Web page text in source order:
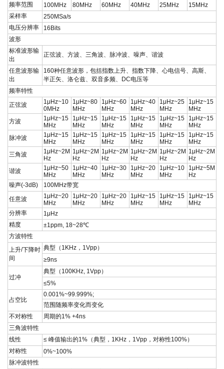
频率范围
100MHz 80MHz 60MHz 40MHz 25MHz
15MHz
采样率
250MSa/s
电压分辨率
16Bits
波形
标准波形输
出
正弦波、方波、三角波、脉冲波、噪声、谐波
任意波形输
出
160种任意波形，包括指数上升、指数下降、心电信号、高斯、
半正矢、洛仑兹、双音多频、 DC电压等
频率特性
正弦波
1μHz~10
0MHz
1μHz~80
MHz
1μHz~60
MHz
1μHz~40
MHz
1μHz~25
MHz
1μHz~15
MHz
方波
1μHz~15
MHz
1μHz~15
MHz
1μHz~15
MHz
1μHz~15
MHz
1μHz~15
MHz
1μHz~15
MHz
脉冲波
1μHz~15
MHz
1μHz~15
MHz
1μHz~15
MHz
1μHz~15
MHz
1μHz~15
MHz
1μHz~15
MHz
三角波
1μHz~2M
Hz
1μHz~2M
Hz
1μHz~2M
Hz
1μHz~2M
Hz
1μHz~2M
Hz
1μHz~2M
Hz
谐波
1μHz~50
MHz
1μHz~40
MHz
1μHz~30
MHz
1μHz~20
MHz
1μHz~10
MHz
1μHz~5M
Hz
噪声(-3dB) 100MHz带宽
任意波
1μHz~20
MHz
1μHz~20
MHz
1μHz~20
MHz
1μHz~15
MHz
1μHz~15
MHz
1μHz~15
MHz
分辨率
1μHz
精度
±1ppm, 18~28℃
方波特性
上升/下降时
间
典型（ 1KHz ， 1Vpp）
≥9ns
过冲
典型（ 100KHz, 1Vpp）
≤5%
占空比
0.001%~99.999%;
范围随频率变化而变化
不对称性
周期的1% +4ns
三角波特性
线性
≤ 峰值输出的1% （典型， 1KHz ， 1Vpp ，对称性100%）
对称性
0%~100%
脉冲波特性